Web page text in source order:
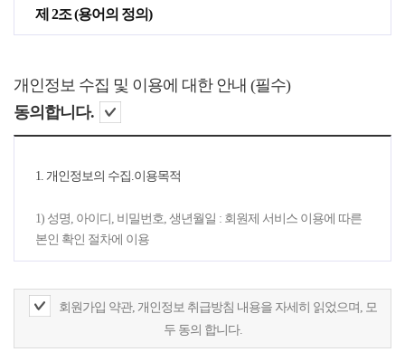
제 2조 (용어의 정의)
제 5조 (서비스의 중단)
제 9조 (구매신청)
제10조 (계약의 성립)
제12조 (수신확인통지,구매신청 변경 및 취소)
제13조 (재화등의 공급)
개인정보 수집 및 이용에 대한 안내 (필수)
동의합니다.
1. 개인정보의 수집.이용목적
1) 성명, 아이디, 비밀번호, 생년월일 : 회원제 서비스 이용에 따른
본인 확인 절차에 이용
비밀번호 분실시 회원 일치 여부 확인 등을 위한 원활한 의사소통
회원가입 약관, 개인정보 취급방침 내용을 자세히 읽었으며, 모
두 동의 합니다.